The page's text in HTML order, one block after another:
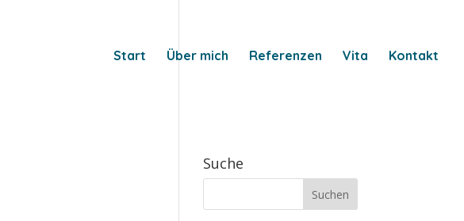
Start Über mich Referenzen Vita Kontakt
Suche